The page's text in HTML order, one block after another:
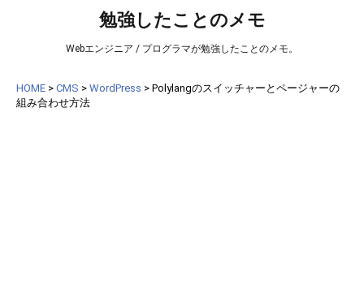
勉強したことのメモ
Webエンジニア / プログラマが勉強したことのメモ。
HOME > CMS > WordPress > Polylangのスイッチャーとページャーの
組み合わせ方法